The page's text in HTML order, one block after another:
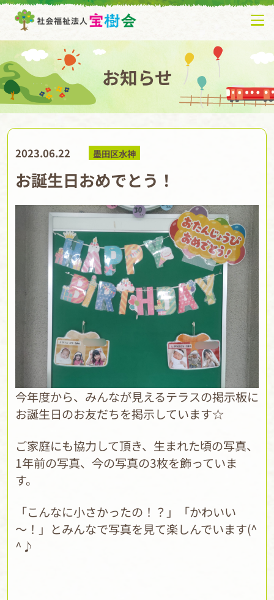
お知らせ
2023.06.22 墨田区水神
お誕生日おめでとう！
今年度から、みんなが見えるテラスの掲示板に
お誕生日のお友だちを掲示しています☆
ご家庭にも協力して頂き、生まれた頃の写真、
1年前の写真、今の写真の3枚を飾っていま
す。
「こんなに小さかったの！？」「かわいい
～！」とみんなで写真を見て楽しんでいます(^
^♪